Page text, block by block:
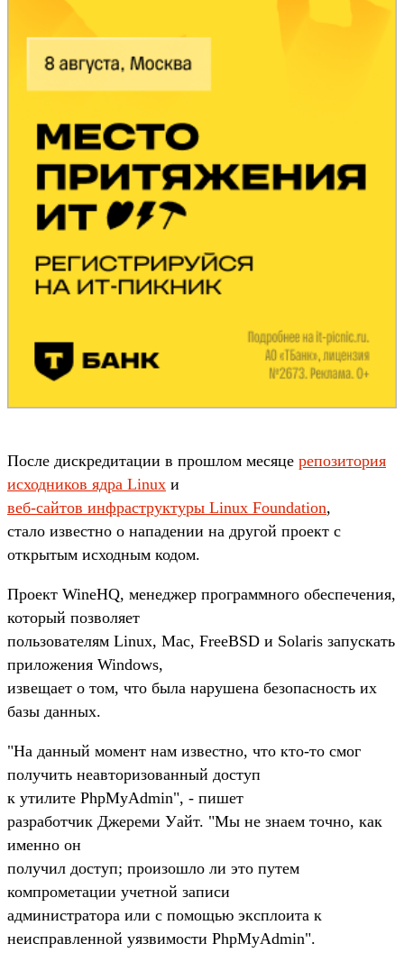
После дискредитации в прошлом месяце репозитория
исходников ядра Linux и
веб-сайтов инфраструктуры Linux Foundation,
стало известно о нападении на другой проект с
открытым исходным кодом.
Проект WineHQ, менеджер программного обеспечения,
который позволяет
пользователям Linux, Mac, FreeBSD и Solaris запускать
приложения Windows,
извещает о том, что была нарушена безопасность их
базы данных.
"На данный момент нам известно, что кто-то смог
получить неавторизованный доступ
к утилите PhpMyAdmin", - пишет
разработчик Джереми Уайт. "Мы не знаем точно, как
именно он
получил доступ; произошло ли это путем
компрометации учетной записи
администратора или с помощью эксплоита к
неисправленной уязвимости PhpMyAdmin".